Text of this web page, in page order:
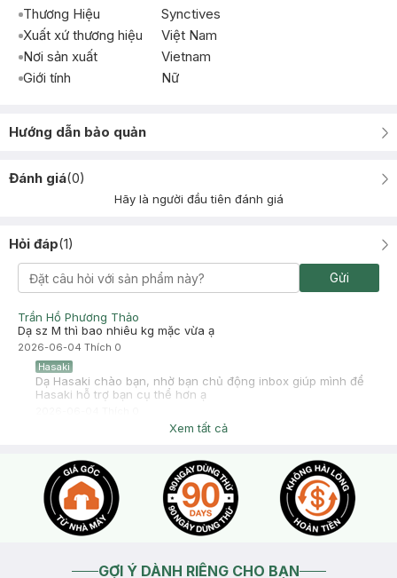
Thương Hiệu
Synctives
Xuất xứ thương hiệu
Việt Nam
Nơi sản xuất
Vietnam
Giới tính
Nữ
Hướng dẫn bảo quản
Đánh giá(0)
Hãy là người đầu tiên đánh giá
Hỏi đáp(1)
Gửi
Trần Hồ Phương Thảo
Dạ sz M thì bao nhiêu kg mặc vừa ạ
2026-06-04 Thích 0
Hasaki
Dạ Hasaki chào bạn, nhờ bạn chủ động inbox giúp mình để
Hasaki hỗ trợ bạn cụ thể hơn ạ
Xem tất cả
GỢI Ý DÀNH RIÊNG CHO BẠN